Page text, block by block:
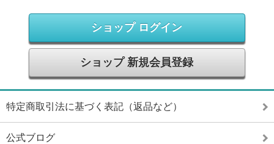
ショップ ログイン
ショップ 新規会員登録
特定商取引法に基づく表記（返品など）
公式ブログ